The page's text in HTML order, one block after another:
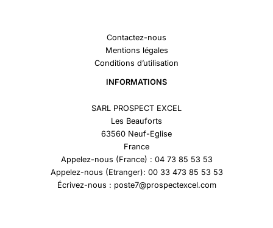
Contactez-nous
Mentions légales
Conditions d’utilisation
INFORMATIONS
SARL PROSPECT EXCEL
Les Beauforts
63560 Neuf-Eglise
France
Appelez-nous (France) : 04 73 85 53 53
Appelez-nous (Etranger): 00 33 473 85 53 53
Écrivez-nous : poste7@prospectexcel.com